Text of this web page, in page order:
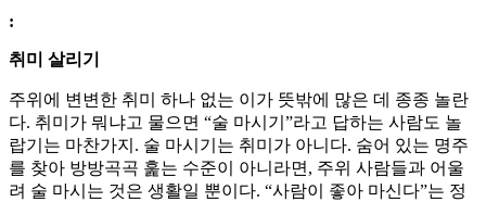
:
취미 살리기
주위에 변변한 취미 하나 없는 이가 뜻밖에 많은 데 종종 놀란
다. 취미가 뭐냐고 물으면 “술 마시기”라고 답하는 사람도 놀
랍기는 마찬가지. 술 마시기는 취미가 아니다. 숨어 있는 명주
를 찾아 방방곡곡 훑는 수준이 아니라면, 주위 사람들과 어울
려 술 마시는 것은 생활일 뿐이다. “사람이 좋아 마신다”는 정